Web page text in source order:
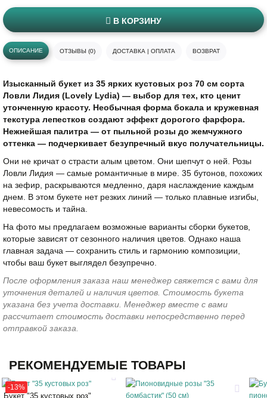
В КОРЗИНУ
ОПИСАНИЕ ОТЗЫВЫ (0) ДОСТАВКА | ОПЛАТА ВОЗВРАТ
Изысканный букет из 35 ярких кустовых роз 70 см сорта
Ловли Лидия (Lovely Lydia) — выбор для тех, кто ценит
утонченную красоту. Необычная форма бокала и кружевная
текстура лепестков создают эффект дорогого фарфора.
Нежнейшая палитра — от пыльной розы до жемчужного
оттенка — подчеркивает безупречный вкус получательницы.
Они не кричат о страсти алым цветом. Они шепчут о ней. Розы
Ловли Лидия — самые романтичные в мире. 35 бутонов, похожих
на зефир, раскрываются медленно, даря наслаждение каждым
днем. В этом букете нет резких линий — только плавные изгибы,
невесомость и тайна.
На фото мы предлагаем возможные варианты сборки букетов,
которые зависят от сезонного наличия цветов. Однако наша
главная задача — сохранить стиль и гармонию композиции,
чтобы ваш букет выглядел безупречно.
После оформления заказа наш менеджер свяжется с вами для
уточнения деталей и наличия цветов. Стоимость букета
указана без учета доставки. Менеджер вместе с вами
рассчитает стоимость доставки непосредственно перед
отправкой заказа.
РЕКОМЕНДУЕМЫЕ ТОВАРЫ
-13%
Букет "35 кустовых роз"